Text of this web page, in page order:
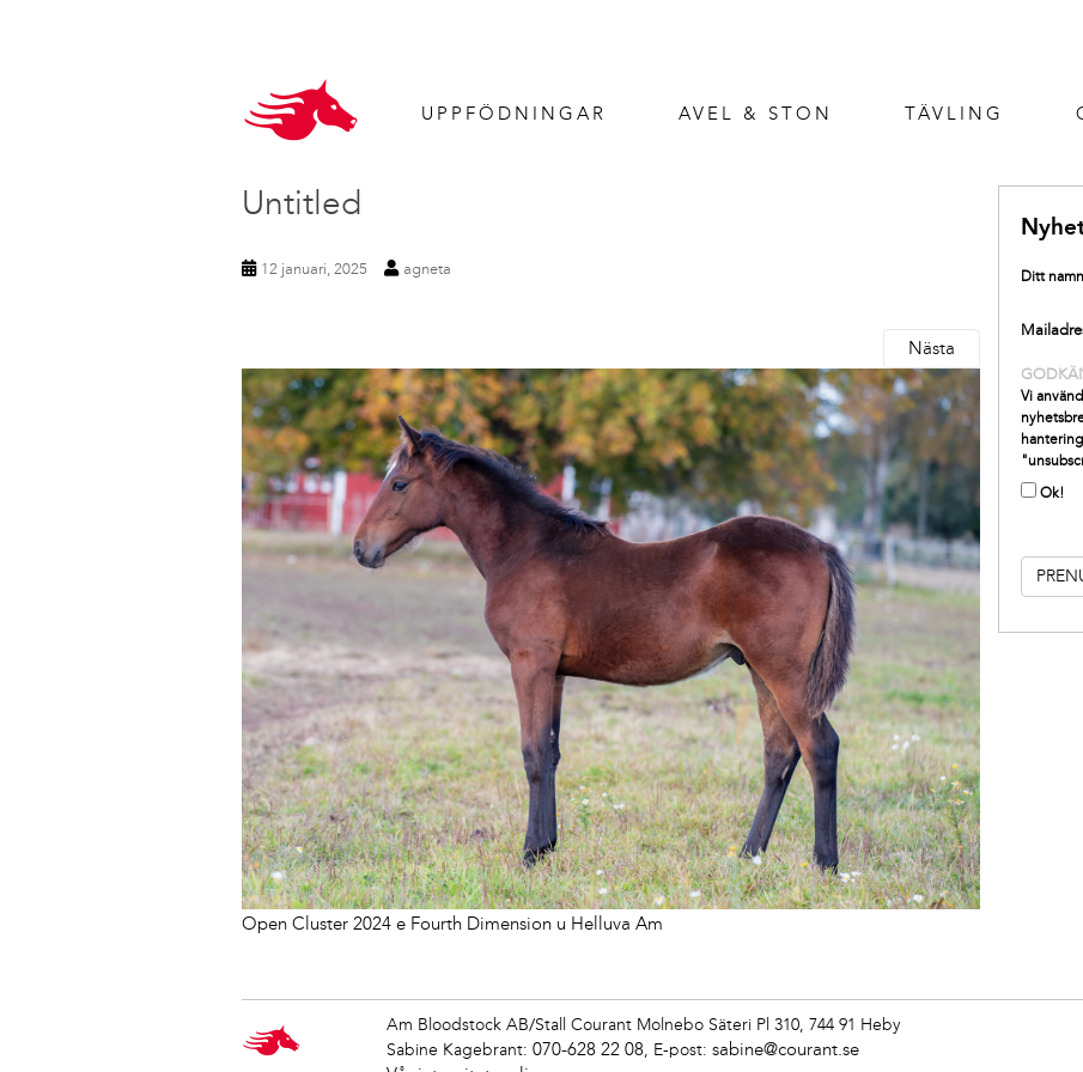
UPPFÖDNINGAR AVEL & STON TÄVLING
Untitled
12 januari, 2025 agneta
Nästa
Open Cluster 2024 e Fourth Dimension u Helluva Am
Ditt namn
Vi
Ok!
Am Bloodstock AB/Stall Courant Molnebo Säteri Pl 310, 744 91 Heby
Sabine Kagebrant:070-628 22 08, E-post:sabine@courant.se